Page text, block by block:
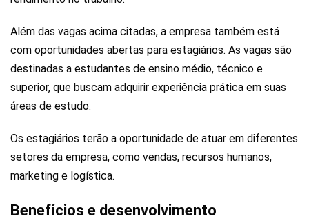
Além das vagas acima citadas, a empresa também está
com oportunidades abertas para estagiários. As vagas são
destinadas a estudantes de ensino médio, técnico e
superior, que buscam adquirir experiência prática em suas
áreas de estudo.
Os estagiários terão a oportunidade de atuar em diferentes
setores da empresa, como vendas, recursos humanos,
marketing e logística.
Benefícios e desenvolvimento